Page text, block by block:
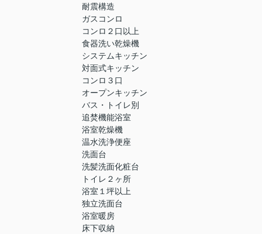
耐震構造
ガスコンロ
コンロ２口以上
食器洗い乾燥機
システムキッチン
対面式キッチン
コンロ３口
オープンキッチン
バス・トイレ別
追焚機能浴室
浴室乾燥機
温水洗浄便座
洗面台
洗髪洗面化粧台
トイレ２ヶ所
浴室１坪以上
独立洗面台
浴室暖房
床下収納